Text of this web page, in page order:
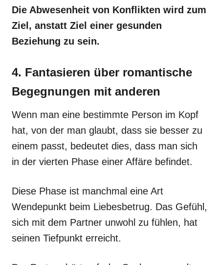
Die Abwesenheit von Konflikten wird zum
Ziel, anstatt Ziel einer gesunden
Beziehung zu sein.
4. Fantasieren über romantische
Begegnungen mit anderen
Wenn man eine bestimmte Person im Kopf
hat, von der man glaubt, dass sie besser zu
einem passt, bedeutet dies, dass man sich
in der vierten Phase einer Affäre befindet.
Diese Phase ist manchmal eine Art
Wendepunkt beim Liebesbetrug. Das Gefühl,
sich mit dem Partner unwohl zu fühlen, hat
seinen Tiefpunkt erreicht.